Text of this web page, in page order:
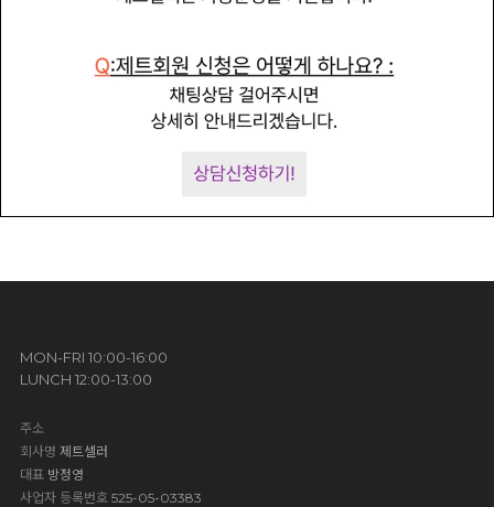
MON-FRI 10:00-16:00
LUNCH 12:00-13:00
주소
회사명 제트셀러
대표방정영
사업자 등록번호 525-05-03383